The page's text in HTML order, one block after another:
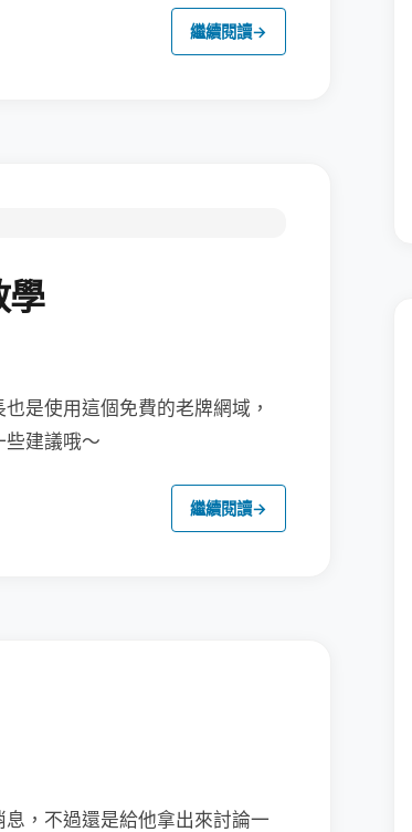
繼續閱讀→
學
是使用這個免費的老牌網域，
些建議哦～
繼續閱讀→
， 不過還是給他拿出來討論一